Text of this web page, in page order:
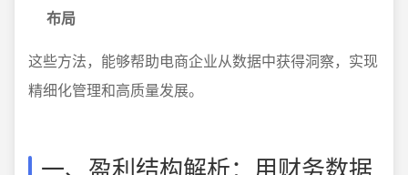
布局
这些方法，能够帮助电商企业从数据中获得洞察，实现
精细化管理和高质量发展。
一、盈利结构解析：用财务数据